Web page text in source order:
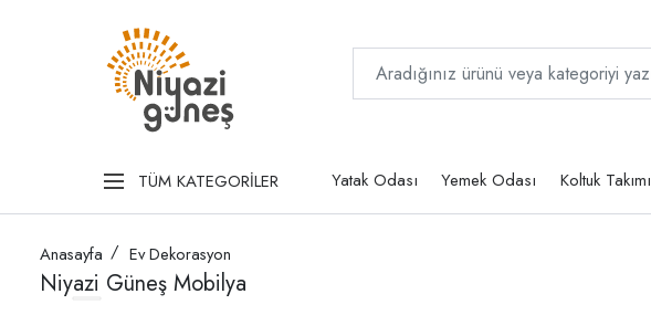
TÜM KATEGORİLER Yatak Odası Yemek Odası Koltuk Takımı
Anasayfa Ev Dekorasyon
Niyazi Güneş Mobilya